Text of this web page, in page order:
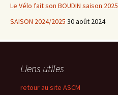
Le Vélo fait son BOUDIN saison 2025
SAISON 2024/2025 30 août 2024
Liens utiles
retour au site ASCM